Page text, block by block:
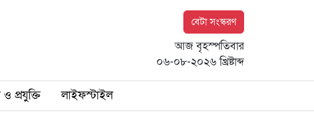
বেটা সংস্করণ
আজ বৃহস্পতিবার
০৬-০৮-২০২৬ খ্রিষ্টাব্দ
প্রযুক্তি লাইফস্টাইল